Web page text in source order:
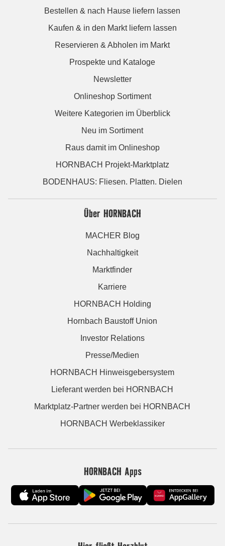
Bestellen & nach Hause liefern lassen
Kaufen & in den Markt liefern lassen
Reservieren & Abholen im Markt
Prospekte und Kataloge
Newsletter
Onlineshop Sortiment
Weitere Kategorien im Überblick
Neu im Sortiment
Raus damit im Onlineshop
HORNBACH Projekt-Marktplatz
BODENHAUS: Fliesen. Platten. Dielen
Über HORNBACH
MACHER Blog
Nachhaltigkeit
Marktfinder
Karriere
HORNBACH Holding
Hornbach Baustoff Union
Investor Relations
Presse/Medien
HORNBACH Hinweisgebersystem
Lieferant werden bei HORNBACH
Marktplatz-Partner werden bei HORNBACH
HORNBACH Werbeklassiker
HORNBACH Apps